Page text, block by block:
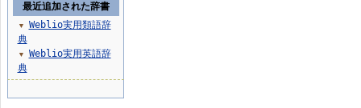
最近追加された辞書
▼
Weblio実用類語辞
典
▼
Weblio実用英語辞
典